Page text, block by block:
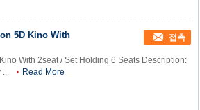
5D Kino With
접촉
With 2seat / Set Holding 6 Seats Description:
...
Read More